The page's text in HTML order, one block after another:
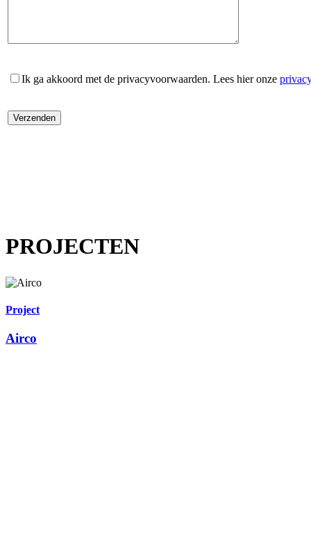
Ik ga akkoord met de privacyvoorwaarden. Lees hier onze
PROJECTEN
Project
Airco